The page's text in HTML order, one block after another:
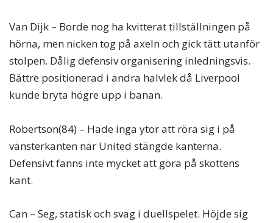
Van Dijk – Borde nog ha kvitterat tillställningen på
hörna, men nicken tog på axeln och gick tätt utanför
stolpen. Dålig defensiv organisering inledningsvis.
Bättre positionerad i andra halvlek då Liverpool
kunde bryta högre upp i banan.
Robertson(84) – Hade inga ytor att röra sig i på
vänsterkanten när United stängde kanterna.
Defensivt fanns inte mycket att göra på skottens
kant.
Can – Seg, statisk och svag i duellspelet. Höjde sig